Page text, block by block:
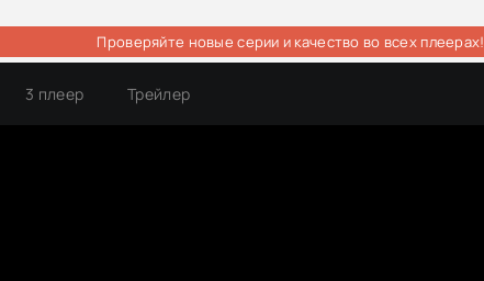
Проверяйте новые серии и качество во всех плеерах!
3 плеер Трейлер